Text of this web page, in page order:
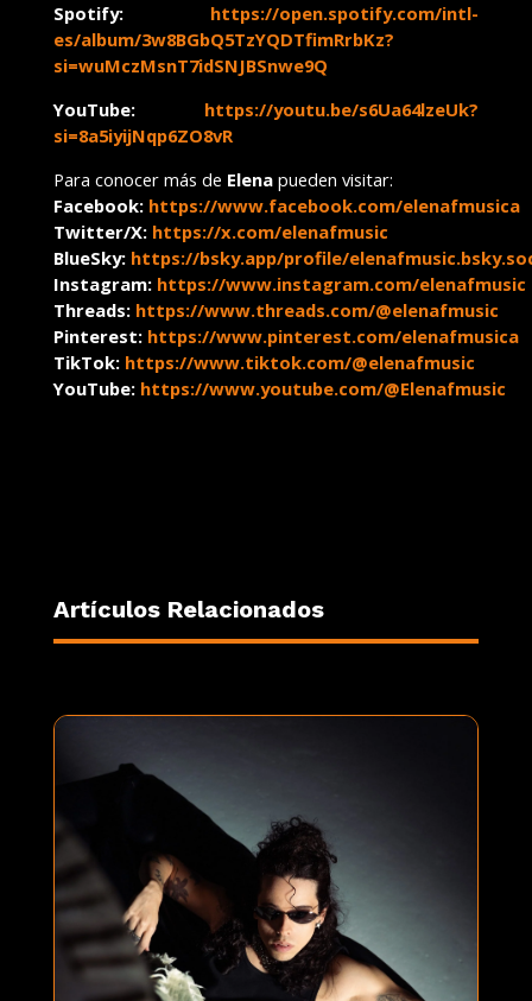
Spotify: https://open.spotify.com/intl-
es/album/3w8BGbQ5TzYQDTfimRrbKz?
si=wuMczMsnT7idSNJBSnwe9Q
YouTube: https://youtu.be/s6Ua64lzeUk?
si=8a5iyijNqp6ZO8vR
Para conocer más de Elena pueden visitar:
Facebook: https://www.facebook.com/elenafmusica
Twitter/X: https://x.com/elenafmusic
BlueSky: https://bsky.app/profile/
Instagram: https://www.instagram.com/elenafmusic
Threads: https://www.threads.com/@elenafmusic
Pinterest: https://www.pinterest.com/elenafmusica
TikTok: https://www.tiktok.com/@elenafmusic
YouTube: https://www.youtube.com/@Elenafmusic
Artículos Relacionados